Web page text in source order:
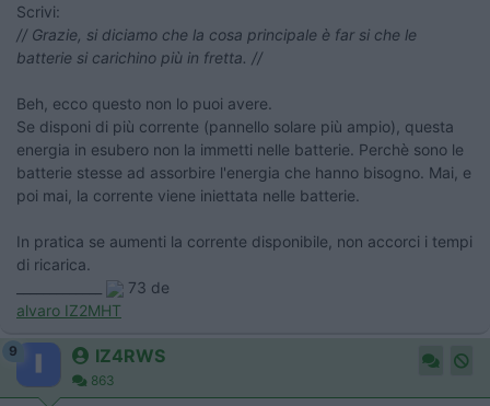
Scrivi:
// Grazie, si diciamo che la cosa principale è far si che le
batterie si carichino più in fretta. //
Beh, ecco questo non lo puoi avere.
Se disponi di più corrente (pannello solare più ampio), questa
energia in esubero non la immetti nelle batterie. Perchè sono le
batterie stesse ad assorbire l'energia che hanno bisogno. Mai, e
poi mai, la corrente viene iniettata nelle batterie.
In pratica se aumenti la corrente disponibile, non accorci i tempi
di ricarica.
73 de
alvaro IZ2MHT
9 IZ4RWS
863